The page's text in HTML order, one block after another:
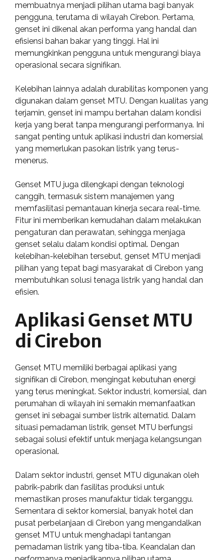
membuatnya menjadi pilihan utama bagi banyak
pengguna, terutama di wilayah Cirebon. Pertama,
genset ini dikenal akan performa yang handal dan
efisiensi bahan bakar yang tinggi. Hal ini
memungkinkan pengguna untuk mengurangi biaya
operasional secara signifikan.
Kelebihan lainnya adalah durabilitas komponen yang
digunakan dalam genset MTU. Dengan kualitas yang
terjamin, genset ini mampu bertahan dalam kondisi
kerja yang berat tanpa mengurangi performanya. Ini
sangat penting untuk aplikasi industri dan komersial
yang memerlukan pasokan listrik yang terus-
menerus.
Genset MTU juga dilengkapi dengan teknologi
canggih, termasuk sistem manajemen yang
memfasilitasi pemantauan kinerja secara real-time.
Fitur ini memberikan kemudahan dalam melakukan
pengaturan dan perawatan, sehingga menjaga
genset selalu dalam kondisi optimal. Dengan
kelebihan-kelebihan tersebut, genset MTU menjadi
pilihan yang tepat bagi masyarakat di Cirebon yang
membutuhkan solusi tenaga listrik yang handal dan
efisien.
Aplikasi Genset MTU
di Cirebon
Genset MTU memiliki berbagai aplikasi yang
signifikan di Cirebon, mengingat kebutuhan energi
yang terus meningkat. Sektor industri, komersial, dan
perumahan di wilayah ini semakin memanfaatkan
genset ini sebagai sumber listrik alternatid. Dalam
situasi pemadaman listrik, genset MTU berfungsi
sebagai solusi efektif untuk menjaga kelangsungan
operasional.
Dalam sektor industri, genset MTU digunakan oleh
pabrik-pabrik dan fasilitas produksi untuk
memastikan proses manufaktur tidak terganggu.
Sementara di sektor komersial, banyak hotel dan
pusat perbelanjaan di Cirebon yang mengandalkan
genset MTU untuk menghadapi tantangan
pemadaman listrik yang tiba-tiba. Keandalan dan